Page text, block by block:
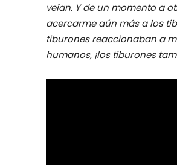
veían. Y de un momento a
acercarme aún más a los
tiburones reaccionaban a
humanos, ¡los tiburones